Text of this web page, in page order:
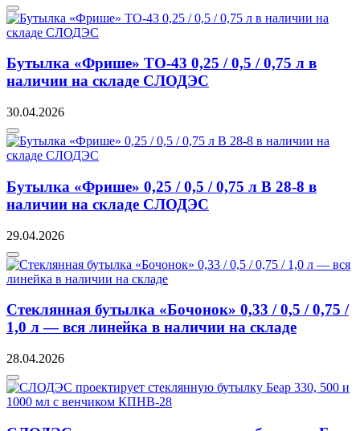
Бутылка «Фрише» ТО-43 0,25 / 0,5 / 0,75 л в
наличии на складе СЛОДЭС
30.04.2026
Бутылка «Фрише» 0,25 / 0,5 / 0,75 л В 28-8 в
наличии на складе СЛОДЭС
29.04.2026
Стеклянная бутылка «Бочонок» 0,33 / 0,5 / 0,75 /
1,0 л — вся линейка в наличии на складе
28.04.2026